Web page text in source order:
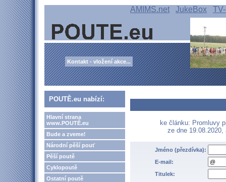
AMIMS.net JukeBox
Kontakt - vložení akce...
POUTĚ.eu nabízí:
Hlavní strana
www.POUTĚ.eu
Bude a zveme!
Národní pěší pouť
Pěší poutě
Cyklopoutě
Ostatní poutě
ke článku: Promluvy
ze dne
Jméno (přezdívka):
E-mail:
Titulek: